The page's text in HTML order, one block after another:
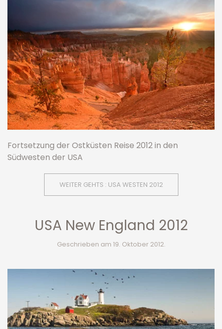
Fortsetzung der Ostküsten Reise 2012 in den
Südwesten der USA
WEITER GEHTS : USA WESTEN 2012
USA New England 2012
Geschrieben am 19. Oktober 2012.